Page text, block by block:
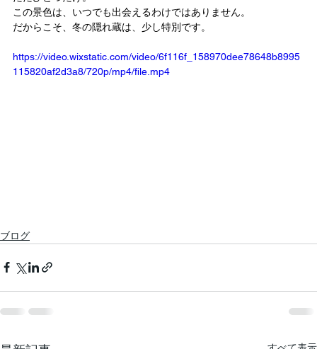
この景色は、いつでも出会えるわけではありません。
だからこそ、冬の隠れ蔵は、少し特別です。
https://video.wixstatic.com/video/6f116f_158970dee78648b8995
115820af2d3a8/720p/mp4/file.mp4
ブログ